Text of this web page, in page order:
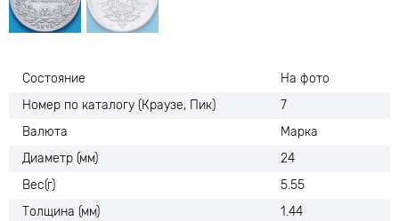
Состояние
На фото
Номер по каталогу (Краузе, Пик)
7
Валюта
Марка
Диаметр (мм)
24
Вес(г)
5.55
Толщина (мм)
1.44